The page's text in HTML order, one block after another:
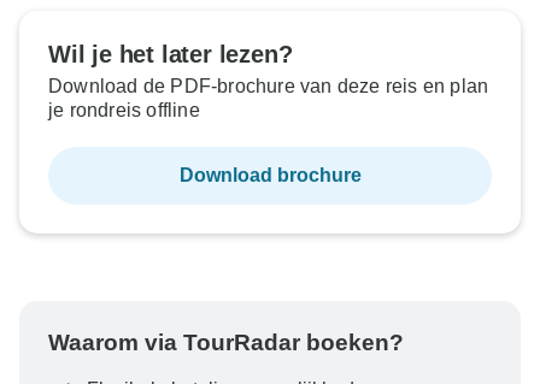
Wil je het later lezen?
Download de PDF-brochure van deze reis en plan
je rondreis offline
Download brochure
Waarom via TourRadar boeken?